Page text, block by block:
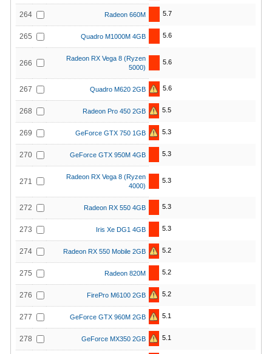
264 Radeon 660M 5.7
265 Quadro M1000M 4GB 5.6
266
Radeon RX Vega 8 (Ryzen
5000)
5.6
267 Quadro M620 2GB 5.6
268 Radeon Pro 450 2GB 5.5
269 GeForce GTX 750 1GB 5.3
270 GeForce GTX 950M 4GB 5.3
271
Radeon RX Vega 8 (Ryzen
4000)
5.3
272 Radeon RX 550 4GB 5.3
273 Iris Xe DG1 4GB 5.3
274 Radeon RX 550 Mobile 2GB 5.2
275 Radeon 820M 5.2
276 FirePro M6100 2GB 5.2
277 GeForce GTX 960M 2GB 5.1
278 GeForce MX350 2GB 5.1